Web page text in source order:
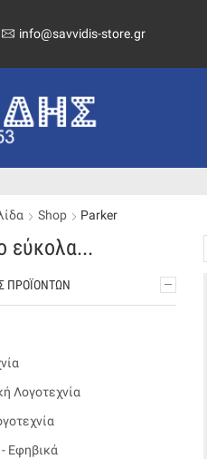
info@savvidis-store.gr
Shop Parker
εύκολα...
ΠΡΟΪΌΝΤΩΝ
Λογοτεχνία
- Εφηβικά